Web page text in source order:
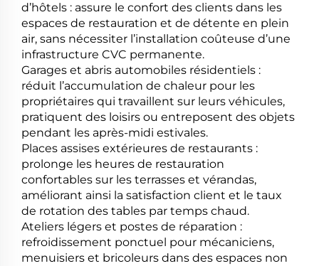
d’hôtels : assure le confort des clients dans les
espaces de restauration et de détente en plein
air, sans nécessiter l’installation coûteuse d’une
infrastructure CVC permanente.
Garages et abris automobiles résidentiels :
réduit l’accumulation de chaleur pour les
propriétaires qui travaillent sur leurs véhicules,
pratiquent des loisirs ou entreposent des objets
pendant les après-midi estivales.
Places assises extérieures de restaurants :
prolonge les heures de restauration
confortables sur les terrasses et vérandas,
améliorant ainsi la satisfaction client et le taux
de rotation des tables par temps chaud.
Ateliers légers et postes de réparation :
refroidissement ponctuel pour mécaniciens,
menuisiers et bricoleurs dans des espaces non